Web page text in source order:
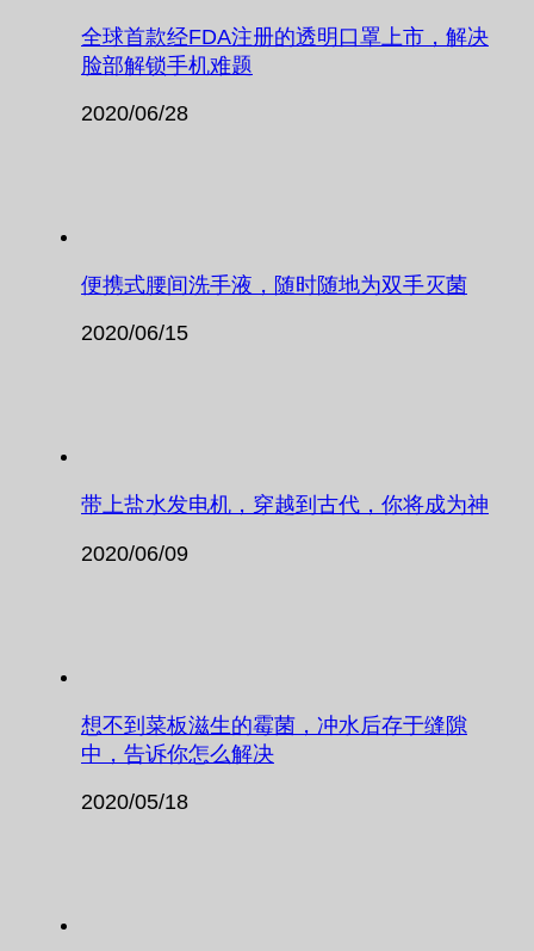
全球首款经FDA注册的透明口罩上市，解决
脸部解锁手机难题
2020/06/28
便携式腰间洗手液，随时随地为双手灭菌
2020/06/15
带上盐水发电机，穿越到古代，你将成为神
2020/06/09
想不到菜板滋生的霉菌，冲水后存于缝隙
中，告诉你怎么解决
2020/05/18